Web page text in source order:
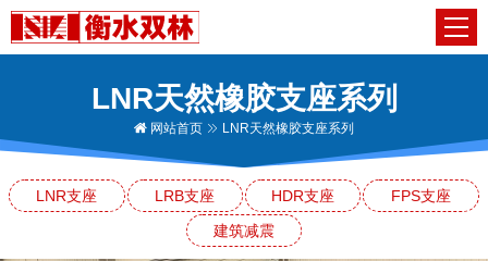
LNR天然橡胶支座系列
网站首页 LNR天然橡胶支座系列
LNR支座 LRB支座 HDR支座
FPS支座
建筑减震